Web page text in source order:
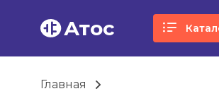
Атос
Главная